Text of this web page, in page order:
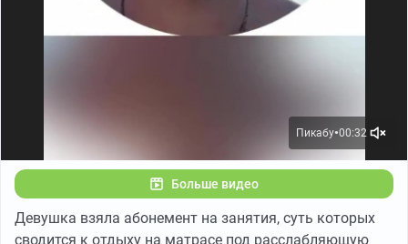
Пикабу●00:32
Больше видео
Девушка взяла абонемент на занятия, суть которых
сводится к отдыху на матрасе под расслабляющую